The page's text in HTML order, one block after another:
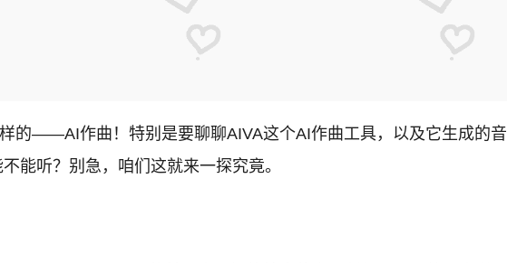
的——AI作曲！特别是要聊聊AIVA这个AI作曲工具，以及它生成的
能听？别急，咱们这就来一探究竟。